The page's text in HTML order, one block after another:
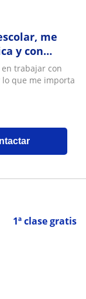
me
y con
a recordar
trabajar con
lo que me importa
1ª clase gratis